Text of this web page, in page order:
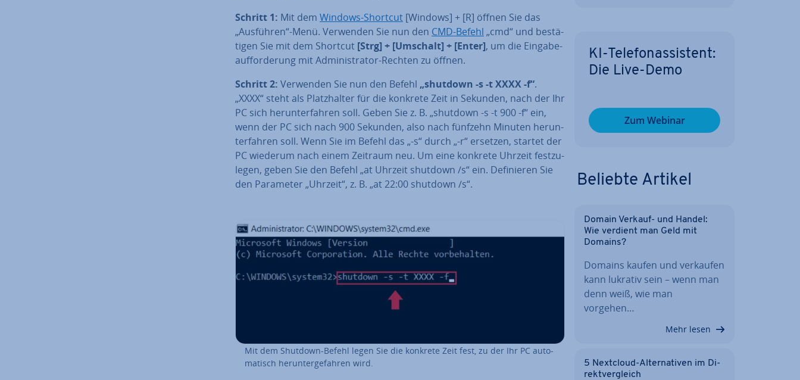
Schritt 1: Mit dem Windows-Shortcut [Windows] + [R] öffnen Sie das
„Ausführen“-Menü. Verwenden Sie nun den CMD-Befehl „cmd“ und be­stä­
ti­gen Sie mit dem Shortcut [Strg] + [Umschalt] + [Enter], um die Ein­ga­be­
auf­for­de­rung mit Ad­mi­nis­tra­tor-Rechten zu öffnen.
Schritt 2: Verwenden Sie nun den Befehl „shutdown -s -t XXXX -f“.
„XXXX“ steht als Platz­hal­ter für die konkrete Zeit in Sekunden, nach der Ihr
PC sich her­un­ter­fah­ren soll. Geben Sie z. B. „shutdown -s -t 900 -f“ ein,
wenn der PC sich nach 900 Sekunden, also nach fünfzehn Minuten her­un­
ter­fah­ren soll. Wenn Sie im Befehl das „-s“ durch „-r“ ersetzen, startet der
PC wiederum nach einem Zeitraum neu. Um eine konkrete Uhrzeit fest­zu­
le­gen, geben Sie den Befehl „at Uhrzeit shutdown /s“ ein. De­fi­nie­ren Sie
den Parameter „Uhrzeit“, z. B. „at 22:00 shutdown /s“.
Mit dem Shutdown-Befehl legen Sie die konkrete Zeit fest, zu der Ihr PC au­to­
ma­tisch her­un­ter­ge­fah­ren wird.
KI-Te­le­fon­as­sis­tent:
Die Live-Demo
Zum Webinar
Beliebte Artikel
Domain Verkauf- und Handel:
Wie verdient man Geld mit
Domains?
Domains kaufen und verkaufen
kann lukrativ sein – wenn man
denn weiß, wie man
vorgehen…
Mehr lesen
5 Nextcloud-Al­ter­na­ti­ven im Di­
rekt­ver­gleich